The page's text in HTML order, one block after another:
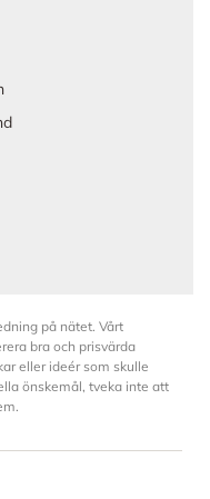
på nätet. Vårt
bra och prisvärda
eller ideér som skulle
önskemål, tveka inte att